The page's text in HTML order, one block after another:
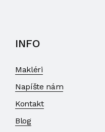
INFO
Makléri
Napíšte nám
Kontakt
Blog